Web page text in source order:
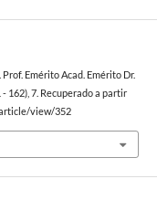
Emérito Acad. Emérito Dr.
- 162), 7. Recuperado a partir
view/352